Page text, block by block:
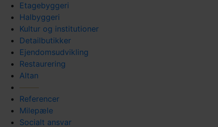
Etagebyggeri
Halbyggeri
Kultur og institutioner
Detailbutikker
Ejendomsudvikling
Restaurering
Altan
Referencer
Milepæle
Socialt ansvar